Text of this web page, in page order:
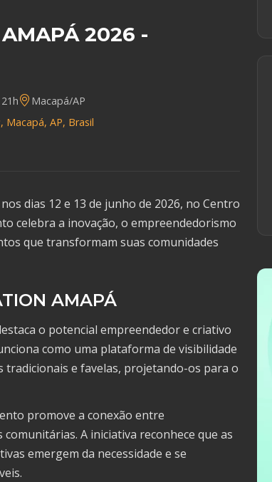
2026 -
Macapá/AP
Macapá, AP, Brasil
dias 12 e 13 de junho de 2026, no Centro
celebra a inovação, o empreendedorismo
que transformam suas comunidades
AMAPÁ
o potencial empreendedor e criativo
como uma plataforma de visibilidade
e favelas, projetando-os para o
promove a conexão entre
A iniciativa reconhece que as
emergem da necessidade e se